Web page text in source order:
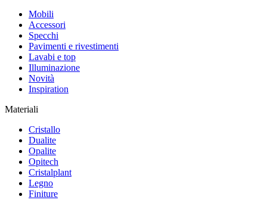
Mobili
Accessori
Specchi
Pavimenti e rivestimenti
Lavabi e top
Illuminazione
Novità
Inspiration
Materiali
Cristallo
Dualite
Opalite
Opitech
Cristalplant
Legno
Finiture